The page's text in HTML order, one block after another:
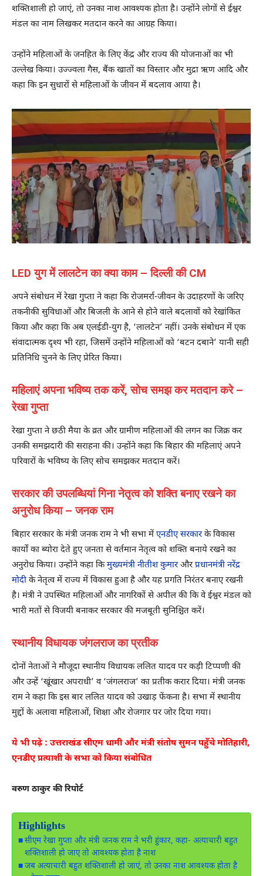
शक्तिशाली हो जाएं, तो उनका नाश आवश्यक होता है। उन्होंने लोगों से ईश्वर
मंडल का नाम लिखकर मतदान करने का आग्रह किया।
उन्होंने महिलाओं के जनहित के लिए केंद्र और राज्य की योजनाओं का भी
उल्लेख किया। उज्ज्वला गैस, बैंक खातों का विस्तार और मुद्रा ऋण आदि और
कहा कि इन सुधारों से महिलाओं के जीवन में बदलाव आया है।
LED युग में लालटेन का क्या काम – दिल्ली की CM
अपने संबोधन में रेखा गुप्ता ने कहा कि रोजमर्रा-जीवन के उदाहरणों के जरिए
तकनीकी सुविधाओं और बिजली के आने से होने वाले बदलावों को रेखांकित
किया और कहा कि अब एलईडी-युग है, ‘लालटेन’ नहीं। उनके संबोधन में एक
संवादात्मक दृश्‍य भी रहा, जिसमें उन्होंने महिलाओं को ‘बटन दबाने’ यानी सही
प्रतिनिधि चुनने के लिए प्रेरित किया।
महिलाएं अपना भविष्य तक करें, सोच समझ कर मतदान करे –
रेखा गुप्ता
रेखा गुप्ता ने छठी मैया के व्रत और ग्रामीण महिलाओं की लगन का जिक्र कर
उनकी समझदारी की सराहना की। उन्होंने कहा कि बिहार की महिलाएं अपने
परिवारों के भविष्य के लिए सोच समझकर मतदान करें।
सरकार की उपलब्धियां गिना नेतृत्व को शक्ति बनाए रखने का
अनुरोध किया – जनक राम
बिहार सरकार के मंत्री जनक राम ने भी सभा मेंएनडीए सरकारके विकास
कार्यों का ब्योरा देते हुए जनता से वर्तमान नेतृत्व को शक्ति बनाये रखने का
अनुरोध किया। उन्होंने कहा किमुख्यमंत्री नीतीश कुमारऔरप्रधानमंत्री नरेंद्र
मोदीके नेतृत्व में राज्य में विकास हुआ है और यह प्रगति निरंतर बनाए रखनी
है। मंत्री ने उपस्थित महिलाओं और नागरिकों से अपील की कि वे ईश्वर मंडल को
भारी मतों से विजयी बनाकर सरकार की मजबूती सुनिश्चित करें।
स्थानीय विधायक जंगलराज का प्रतीक
दोनों नेताओं ने मौजूदा स्थानीय विधायक ललित यादव पर कड़ी टिप्पणी की
और उन्हें ‘खूंखार अपराधी’ व ‘जंगलराज’ का प्रतीक करार दिया। मंत्री जनक
राम ने कहा कि इस बार ललित यादव को उखाड़ फेंकना है। सभा में स्थानीय
मुद्दों के अलावा महिलाओं, शिक्षा और रोजगार पर जोर दिया गया।
ये भी पढ़े : उत्तराखंड सीएम धामी और मंत्री संतोष सुमन पहुँचे मोतिहारी,
एनडीए प्रत्याशी के सभा को किया संबोधित
वरुण ठाकुर की रिपोर्ट
Highlights
सीएम रेखा गुप्ता और मंत्री जनक राम ने भरी हुंकार, कहा- अत्याचारी बहुत
शक्तिशाली हो जाए तो आवश्यक होता है नाश
जब अत्याचारी बहुत शक्तिशाली हो जाएं, तो उनका नाश आवश्यक होता है